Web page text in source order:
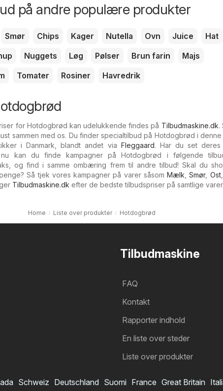
på andre populære produkter
Smør Chips Kager Nutella Ovn Juice
Hat
Nuggets Løg Pølser Brun farin
Majs
Tomater Rosiner Havredrik
for Hotdogbrød kan udelukkende findes på Tilbudmaskine.dk.
sammen med os. Du finder specialtilbud på Hotdogbrød i
i Danmark, blandt andet via Fleggaard. Har du set deres
nu kan du finde kampagner på Hotdogbrød i følgende
og find i samme ombæring frem til andre tilbud! Skal du
Så tjek vores kampagner på varer såsomMælk ,Smør, Ost
Tilbudmaskine.dk efter de bedste tilbudspriser på samtlige varer.
Home Liste over produkter Hotdogbrød
Tilbudmaskine
FAQ
Kontakt
Rapporter indhold
En liste over steder
Liste over produkter
Schweiz Deutschland Suomi France Great Britain